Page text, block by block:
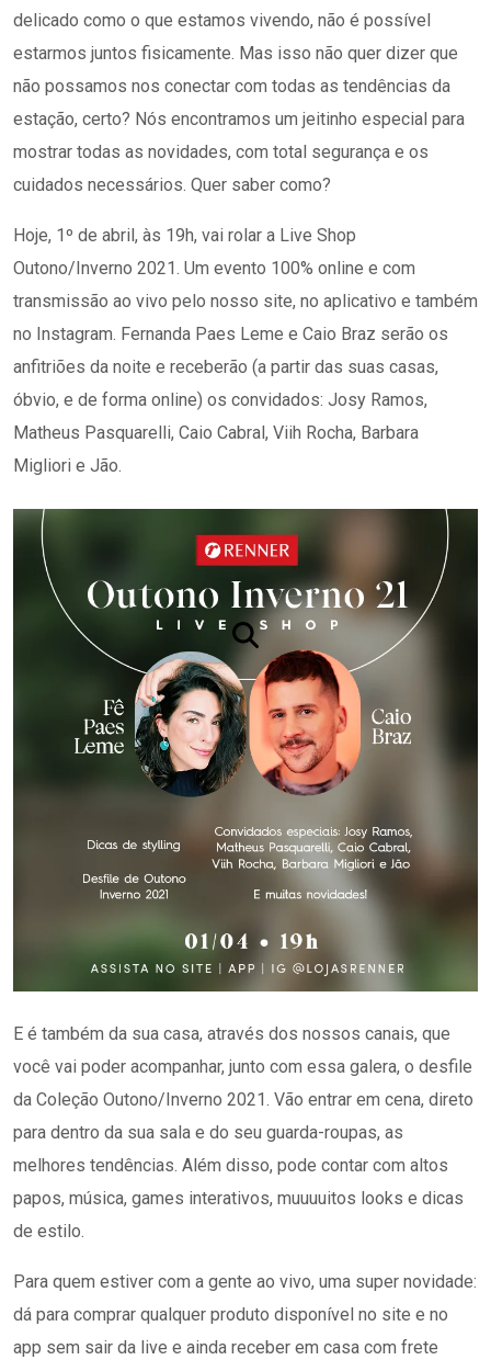
delicado como o que estamos vivendo, não é possível
estarmos juntos fisicamente. Mas isso não quer dizer que
não possamos nos conectar com todas as tendências da
estação, certo? Nós encontramos um jeitinho especial para
mostrar todas as novidades, com total segurança e os
cuidados necessários. Quer saber como?
Hoje, 1º de abril, às 19h, vai rolar a Live Shop
Outono/Inverno 2021. Um evento 100% online e com
transmissão ao vivo pelo nosso site, no aplicativo e também
no Instagram. Fernanda Paes Leme e Caio Braz serão os
anfitriões da noite e receberão (a partir das suas casas,
óbvio, e de forma online) os convidados: Josy Ramos,
Matheus Pasquarelli, Caio Cabral, Viih Rocha, Barbara
Migliori e Jão.
E é também da sua casa, através dos nossos canais, que
você vai poder acompanhar, junto com essa galera, o desfile
da Coleção Outono/Inverno 2021. Vão entrar em cena, direto
para dentro da sua sala e do seu guarda-roupas, as
melhores tendências. Além disso, pode contar com altos
papos, música, games interativos, muuuuitos looks e dicas
de estilo.
Para quem estiver com a gente ao vivo, uma super novidade:
dá para comprar qualquer produto disponível no site e no
app sem sair da live e ainda receber em casa com frete